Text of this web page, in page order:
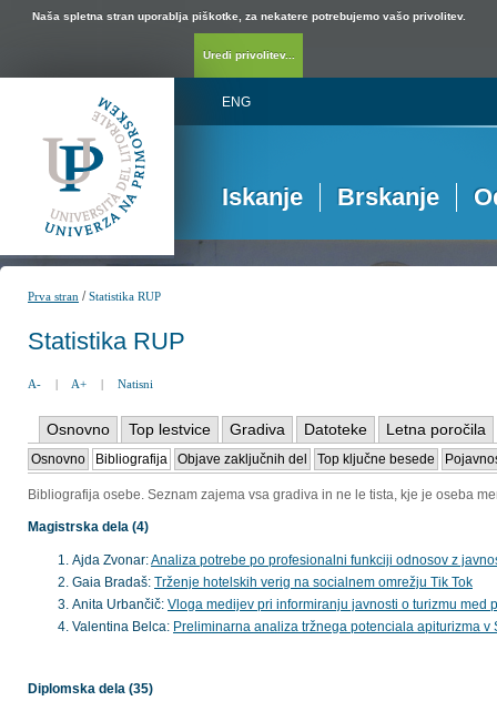
Naša spletna stran uporablja piškotke, za nekatere potrebujemo vašo privolitev.
Uredi privolitev...
ENG
Iskanje Brskanje
Prva stran /Statistika RUP
Statistika RUP
A- | A+ | Natisni
Osnovno Top lestvice Gradiva Datoteke Letna poročila
Osnovno Bibliografija Objave zaključnih del Top ključne besede
Bibliografija osebe. Seznam zajema vsa gradiva in ne le tista, kje je oseba
Magistrska dela (4)
Ajda Zvonar:Analiza potrebe po profesionalni funkciji odnosov z
Gaia Bradaš: Trženje hotelskih verig na socialnem omrežju Tik Tok
Anita Urbančič: Vloga medijev pri informiranju javnosti o turizmu med
Valentina Belca: Preliminarna analiza tržnega potenciala apiturizma v
Diplomska dela (35)